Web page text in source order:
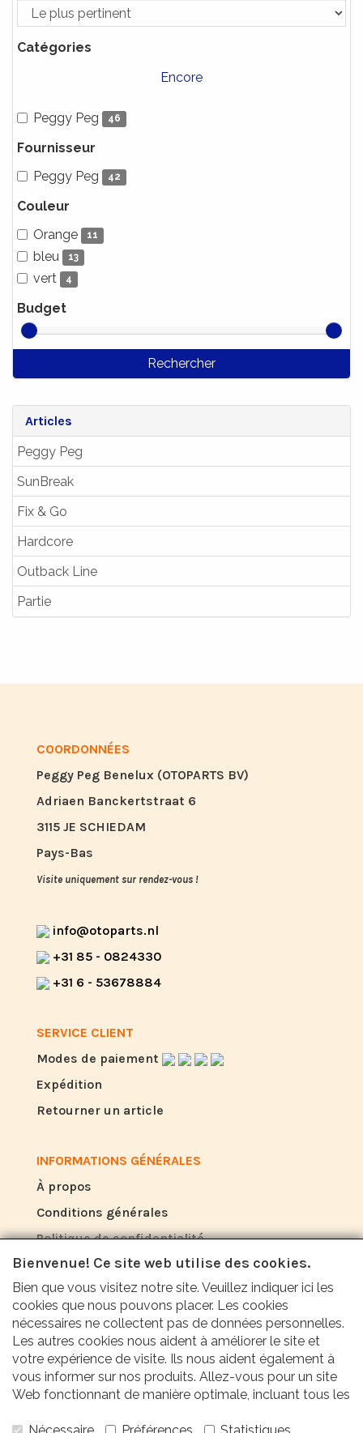
Catégories
Encore
Peggy Peg 46
Fournisseur
Peggy Peg
42
Couleur
Orange
11
bleu 13
vert 4
Budget
Rechercher
Articles
Peggy Peg
SunBreak
Fix & Go
Hardcore
Outback Line
Partie
COORDONNÉES
Peggy Peg Benelux (OTOPARTS BV)
Adriaen Banckertstraat 6
3115 JE SCHIEDAM
Pays-Bas
Visite uniquement sur rendez-vous !
info@otoparts.nl
+31 85 - 0824330
+31 6 - 53678884
SERVICE CLIENT
Modes de paiement
Expédition
Retourner un article
INFORMATIONS GÉNÉRALES
À propos
Conditions générales
Politique de confidentialité
AVIS
Ce que les autres disent de nous
Nos clients apprécient notre service, nos prix
et notre rapidité avec une note moyenne de
Bienvenue! Ce site web utilise des cookies.
Bien que vous visitez notre site. Veuillez indiquer ici les
cookies que nous pouvons placer. Les cookies
nécessaires ne collectent pas de données personnelles.
Les autres cookies nous aident à améliorer le site et
votre expérience de visite. Ils nous aident également à
vous informer sur nos produits. Allez-vous pour un site
Web fonctionnant de manière optimale, incluant tous les